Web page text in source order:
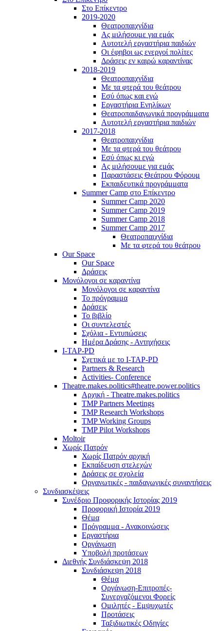
Στο Επίκεντρο
2019-2020
Θεατροπαιχνίδια
Ας μιλήσουμε για εμάς
Αυτοτελή εργαστήρια παιδιών
Οι έφηβοι ως ενεργοί πολίτες
Δράσεις εν καιρώ καραντίνας
2018-2019
Θεατροπαιχνίδια
Με τα φτερά του θεάτρου
Εσύ όπως και εγώ
Εργαστήρια Ενηλίκων
Θεατροπαιδαγωγικά προγράμματα
Αυτοτελή εργαστήρια παιδιών
2017-2018
Θεατροπαιχνίδια
Με τα φτερά του θεάτρου
Εσύ όπως κι εγώ
Ας μιλήσουμε για εμάς
Παραστάσεις Θεάτρου Φόρουμ
Εκπαιδευτικά προγράμματα
Summer Camp στο Επίκεντρο
Summer Camp 2020
Summer Camp 2019
Summer Camp 2018
Summer Camp 2017
Θεατροπαιχνίδια
Με τα φτερά του θεάτρου
Our Space
Our Space
Δράσεις
Μονόλογοι σε καραντίνα
Μονόλογοι σε καραντίνα
Το πρόγραμμα
Δράσεις
Το βιβλίο
Οι συντελεστές
Σχόλια - Εντυπώσεις
Ημέρα Δράσης - Αντηχήσεις
I-TAP-PD
Σχετικά με το I-TAP-PD
Partners & Research
Activities- Conference
Theatre.makes.politics#theatre.power.politics
Αρχική - Theatre.makes.politics
TMP Partners Meetings
TMP Research Workshops
TMP Working Groups
TMP Pilot Workshops
Moltoir
Χωρίς Πατρόν
Χωρίς Πατρόν αρχική
Εκπαίδευση στελεχών
Δράσεις σε σχολεία
Οργανωτικές - παιδαγωγικές συναντήσεις
Συνδιασκέψεις
Συνέδριο Προφορικής Ιστορίας 2019
Προφορική Ιστορία 2019
Θέμα
Πρόγραμμα - Ανακοινώσεις
Εργαστήρια
Οργάνωση
Υποβολή προτάσεων
Διεθνής Συνδιάσκεψη 2018
Συνδιάσκεψη 2018
Θέμα
Οργάνωση-Επιτροπές-
Συνεργαζόμενοι Φορείς
Ομιλητές - Εμψυχωτές
Προτάσεις
Ταξιδιωτικές Οδηγίες